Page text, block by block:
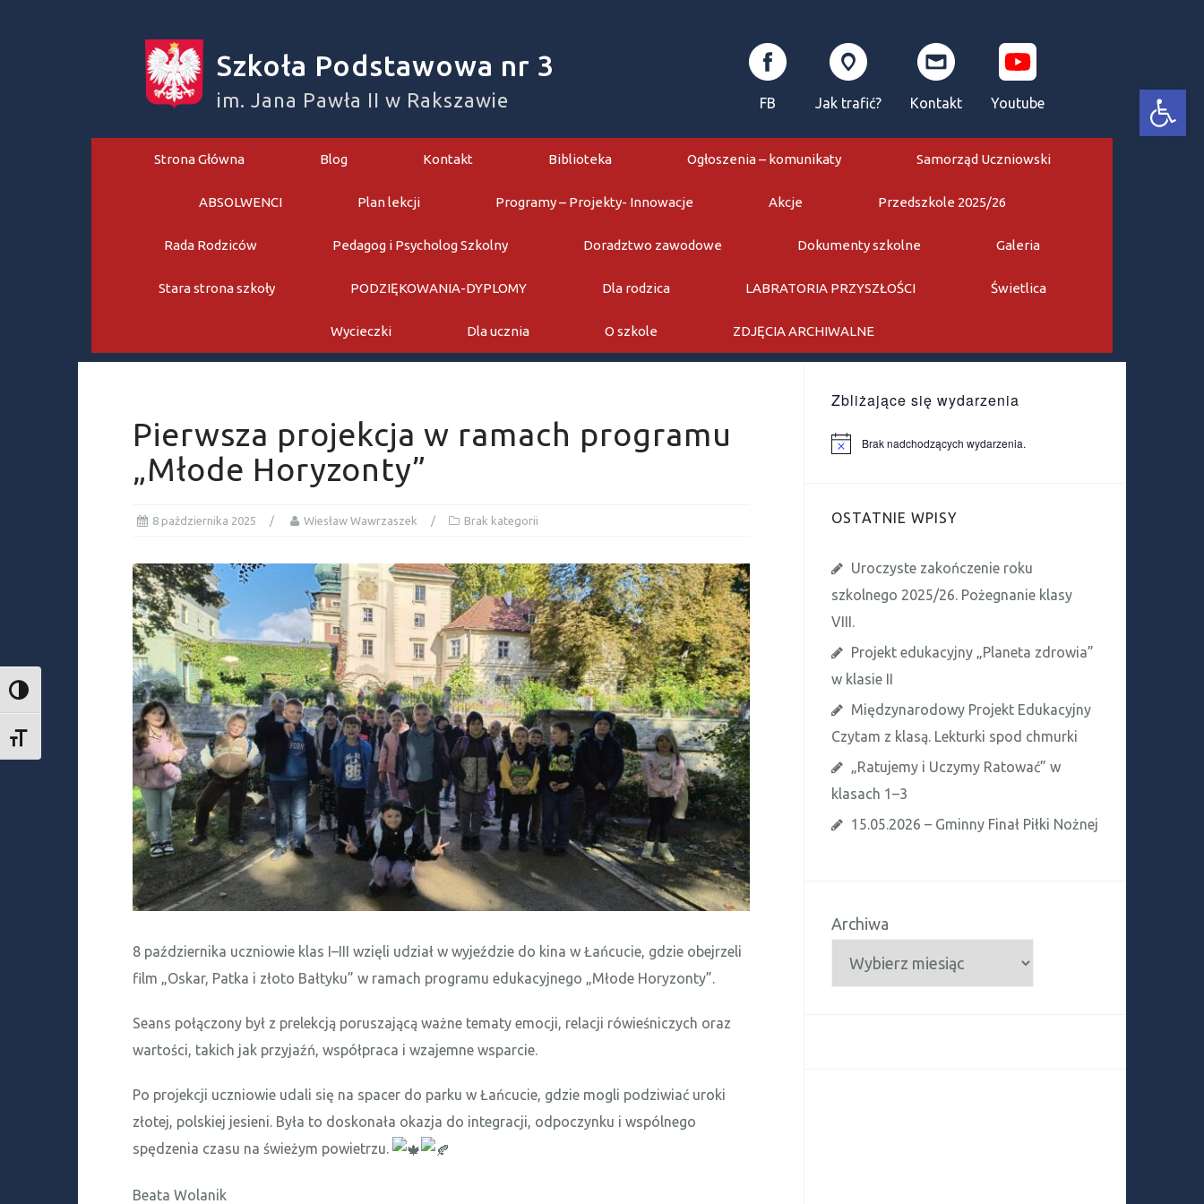
Otwórz pasek narzędzi
TOGGLE HIGH CONTRAST
TOGGLE FONT SIZE
Szkoła Podstawowa nr 3
im. Jana Pawła II w Rakszawie FB Jak trafić? Kontakt Youtube
Strona Główna Blog Kontakt Biblioteka Ogłoszenia – komunikaty Samorząd Uczniowski
ABSOLWENCI Plan lekcji Programy – Projekty- Innowacje Akcje Przedszkole 2025/26
Rada Rodziców Pedagog i Psycholog Szkolny Doradztwo zawodowe Dokumenty szkolne Galeria
Stara strona szkoły PODZIĘKOWANIA-DYPLOMY Dla rodzica LABRATORIA PRZYSZŁOŚCI Świetlica
Wycieczki Dla ucznia O szkole ZDJĘCIA ARCHIWALNE
Pierwsza projekcja w ramach programu
„Młode Horyzonty”
8 października 2025 Wiesław Wawrzaszek Brak kategorii
8 października uczniowie klas I–III wzięli udział w wyjeździe do kina w Łańcucie, gdzie obejrzeli
film „Oskar, Patka i złoto Bałtyku” w ramach programu edukacyjnego „Młode Horyzonty”.
Seans połączony był z prelekcją poruszającą ważne tematy emocji, relacji rówieśniczych oraz
wartości, takich jak przyjaźń, współpraca i wzajemne wsparcie.
Po projekcji uczniowie udali się na spacer do parku w Łańcucie, gdzie mogli podziwiać uroki
złotej, polskiej jesieni. Była to doskonała okazja do integracji, odpoczynku i wspólnego
spędzenia czasu na świeżym powietrzu.
Beata Wolanik
Zbliżające się wydarzenia
d
e
n
e
Brak nadchodzących wydarzenia.
OSTATNIE WPISY
Uroczyste zakończenie roku
szkolnego 2025/26. Pożegnanie klasy
VIII.
Projekt edukacyjny „Planeta zdrowia”
w klasie II
Międzynarodowy Projekt Edukacyjny
Czytam z klasą. Lekturki spod chmurki
„Ratujemy i Uczymy Ratować” w
klasach 1–3
15.05.2026 – Gminny Finał Piłki Nożnej
Archiwa